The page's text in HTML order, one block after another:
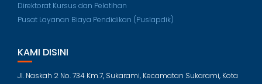
Direktorat Kursus dan Pelatihan
Pusat Layanan Biaya Pendidikan (Puslapdik)
KAMI DISINI
Jl. Naskah 2 No. 734 Km.7, Sukarami, Kecamatan Sukarami, Kota